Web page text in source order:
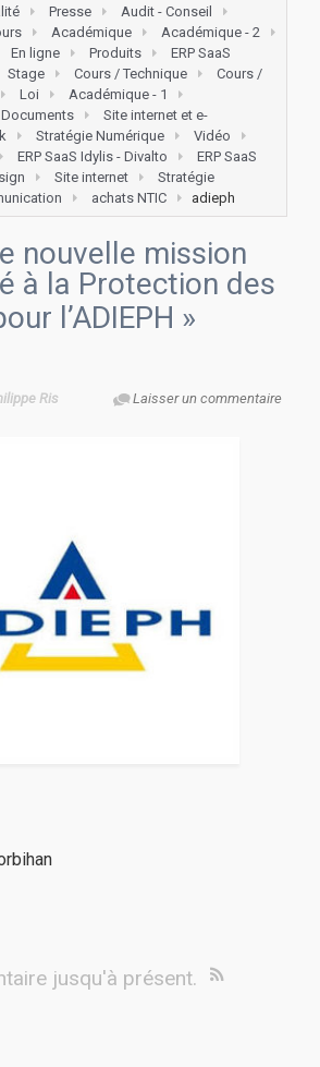
Presse
Audit - Conseil
Académique
Académique - 2
En ligne Produits
ERP SaaS
Stage Cours / Technique
Cours /
Loi
Académique - 1
Documents
Site internet et e-
Stratégie Numérique
Vidéo
ERP SaaS Idylis - Divalto
ERP SaaS
Site internet
Stratégie
achats NTIC adieph
nouvelle mission
à la Protection des
l’ADIEPH »
Laisser un commentaire
Ris
jusqu'à présent.